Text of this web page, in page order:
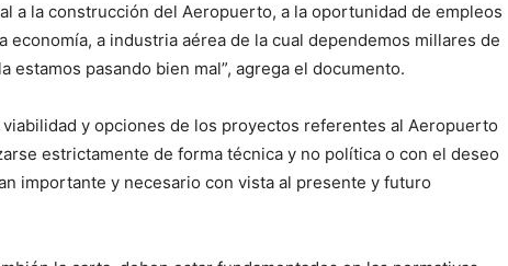
a la construcción del Aeropuerto, a la oportunidad de empleos
economía, a industria aérea de la cual dependemos millares de
estamos pasando bien mal”, agrega el documento.
y opciones de los proyectos referentes al Aeropuerto
estrictamente de forma técnica y no política o con el deseo
importante y necesario con vista al presente y futuro